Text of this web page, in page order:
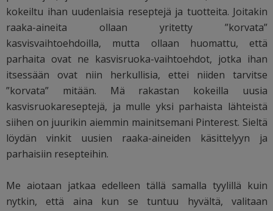
kokeiltu ihan uudenlaisia reseptejä ja tuotteita. Joitakin
raaka-aineita ollaan yritetty ”korvata”
kasvisvaihtoehdoilla, mutta ollaan huomattu, että
parhaita ovat ne kasvisruoka-vaihtoehdot, jotka ihan
itsessään ovat niin herkullisia, ettei niiden tarvitse
”korvata” mitään. Mä rakastan kokeilla uusia
kasvisruokareseptejä, ja mulle yksi parhaista lähteistä
siihen on juurikin aiemmin mainitsemani Pinterest. Sieltä
löydän vinkit uusien raaka-aineiden käsittelyyn ja
parhaisiin resepteihin.
Me aiotaan jatkaa edelleen tällä samalla tyylillä kuin
nytkin, että aina kun se tuntuu hyvältä, valitaan